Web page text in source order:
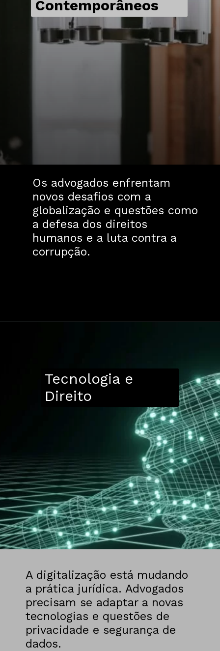
Contemporâneos
Os advogados enfrentam
novos desafios com a
globalização e questões como
a defesa dos direitos
humanos e a luta contra a
corrupção.
Tecnologia e
Direito
A digitalização está mudando
a prática jurídica. Advogados
precisam se adaptar a novas
tecnologias e questões de
privacidade e segurança de
dados.